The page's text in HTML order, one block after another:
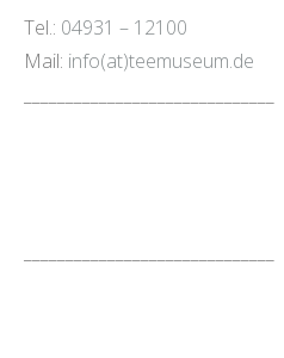
Tel.: 04931 – 12100
Mail: info(at)teemuseum.de